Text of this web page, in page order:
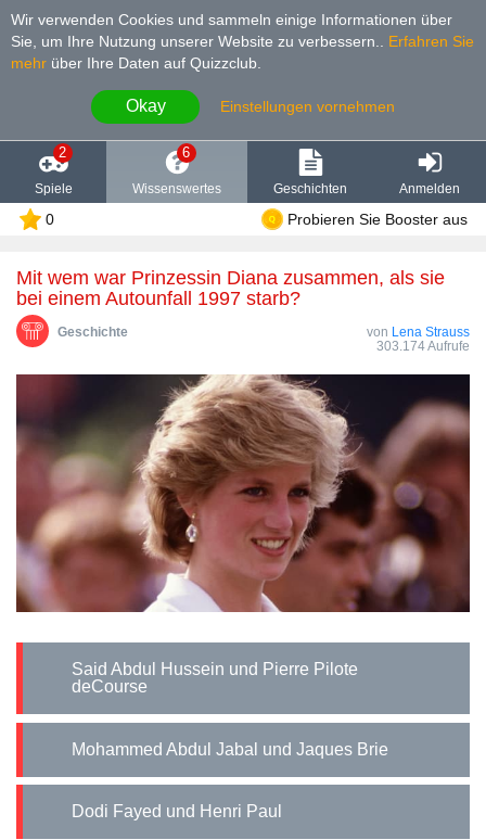
Wir verwenden Cookies und sammeln einige Informationen über
Sie, um Ihre Nutzung unserer Website zu verbessern.
Erfahren Sie
mehr über Ihre Daten auf Quizzclub.
Okay Einstellungen vornehmen
2
Spiele
6
Wissenswertes Geschichten Anmelden
0 Probieren Sie Booster aus
Mit wem war Prinzessin Diana zusammen, als sie
bei einem Autounfall 1997 starb?
Geschichte von Lena Strauss
303.174 Aufrufe
Said Abdul Hussein und Pierre Pilote
deCourse
Mohammed Abdul Jabal und Jaques Brie
Dodi Fayed und Henri Paul